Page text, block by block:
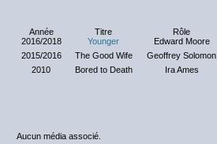
Année Titre Rôle
2016/2018
Younger Edward Moore
2015/2016
The Good Wife Geoffrey Solomon
2010
Bored to Death Ira Ames
Aucun média associé.